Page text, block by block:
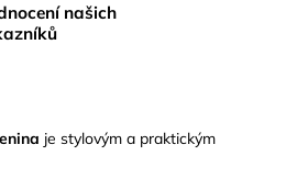
našich
je stylovým a praktickým